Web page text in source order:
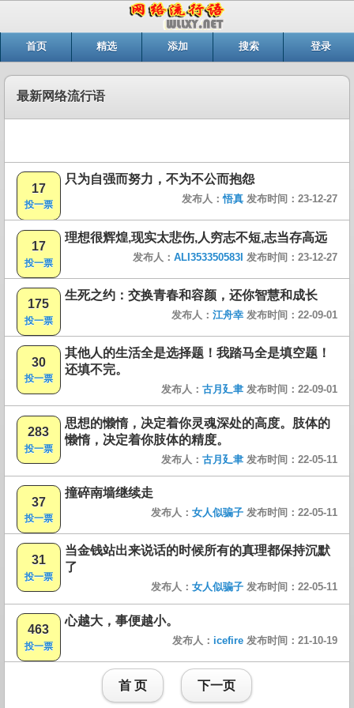
首页 精选 添加 搜索 登录
最新网络流行语
17
投一票
只为自强而努力，不为不公而抱怨
发布人：悟真 发布时间：23-12-27
17
投一票
理想很辉煌,现实太悲伤,人穷志不短,志当存高远
发布人： ALI353350583I 发布时间：23-12-27
175
投一票
生死之约：交换青春和容颜，还你智慧和成长
发布人： 江舟幸 发布时间：22-09-01
30
投一票
其他人的生活全是选择题！我踏马全是填空题！
还填不完。
发布人： 古月廴聿 发布时间：22-09-01
283
投一票
思想的懒惰，决定着你灵魂深处的高度。肢体的
懒惰，决定着你肢体的精度。
发布人： 古月廴聿 发布时间：22-05-11
37
投一票
撞碎南墙继续走
发布人： 女人似骗子 发布时间：22-05-11
31
投一票
当金钱站出来说话的时候所有的真理都保持沉默
了
发布人： 女人似骗子 发布时间：22-05-11
463
投一票
心越大，事便越小。
发布人： icefire 发布时间：21-10-19
首 页 下一页